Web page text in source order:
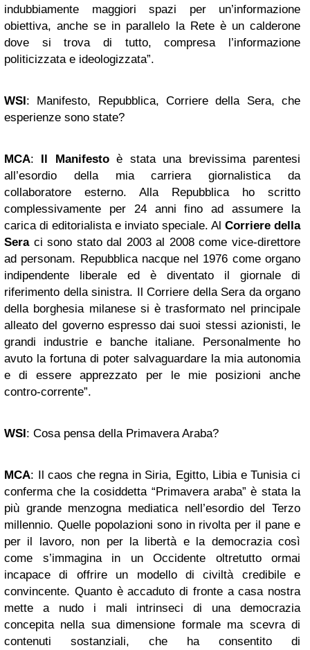
indubbiamente maggiori spazi per un’informazione
obiettiva, anche se in parallelo la Rete è un calderone
dove si trova di tutto, compresa l’informazione
politicizzata e ideologizzata”.
WSI: Manifesto, Repubblica, Corriere della Sera, che
esperienze sono state?
MCA: Il Manifestoè stata una brevissima parentesi
all’esordio della mia carriera giornalistica da
collaboratore esterno. Alla Repubblica ho scritto
complessivamente per 24 anni fino ad assumere la
carica di editorialista e inviato speciale. Al Corriere della
Seraci sono stato dal 2003 al 2008 come vice-direttore
ad personam. Repubblica nacque nel 1976 come organo
indipendente liberale ed è diventato il giornale di
riferimento della sinistra. Il Corriere della Sera da organo
della borghesia milanese si è trasformato nel principale
alleato del governo espresso dai suoi stessi azionisti, le
grandi industrie e banche italiane. Personalmente ho
avuto la fortuna di poter salvaguardare la mia autonomia
e di essere apprezzato per le mie posizioni anche
contro-corrente”.
WSI: Cosa pensa della Primavera Araba?
MCA: Il caos che regna in Siria, Egitto, Libia e Tunisia ci
conferma che la cosiddetta “Primavera araba” è stata la
più grande menzogna mediatica nell’esordio del Terzo
millennio. Quelle popolazioni sono in rivolta per il pane e
per il lavoro, non per la libertà e la democrazia così
come s’immagina in un Occidente oltretutto ormai
incapace di offrire un modello di civiltà credibile e
convincente. Quanto è accaduto di fronte a casa nostra
mette a nudo i mali intrinseci di una democrazia
concepita nella sua dimensione formale ma scevra di
contenuti sostanziali, che ha consentito di